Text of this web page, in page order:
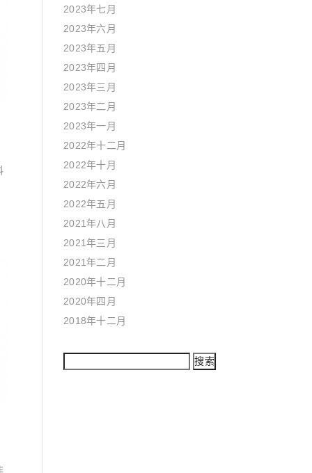
2023年七月
2023年六月
2023年五月
2023年四月
2023年三月
2023年二月
2023年一月
2022年十二月
2022年十月
2022年六月
2022年五月
2021年八月
2021年三月
2021年二月
2020年十二月
2020年四月
2018年十二月